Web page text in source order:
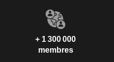
+ 1 300 000
membres